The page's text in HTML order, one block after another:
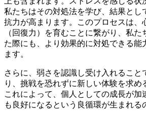
私たちはその対処法を学び、結果とし
抗力が高まります。このプロセスは、
（回復力）を育むことに繋がり、私
た際にも、より効果的に対処できる能
ます。
さらに、弱さを認識し受け入れること
り、挑戦を恐れずに新しい体験を求め
これによって、個人としての成長が加
も良好になるという良循環が生まれる